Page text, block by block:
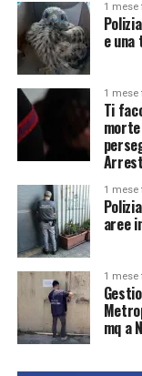
1 mese
e
1 mese
Ti
1 mese
aree
1 mese
mq a